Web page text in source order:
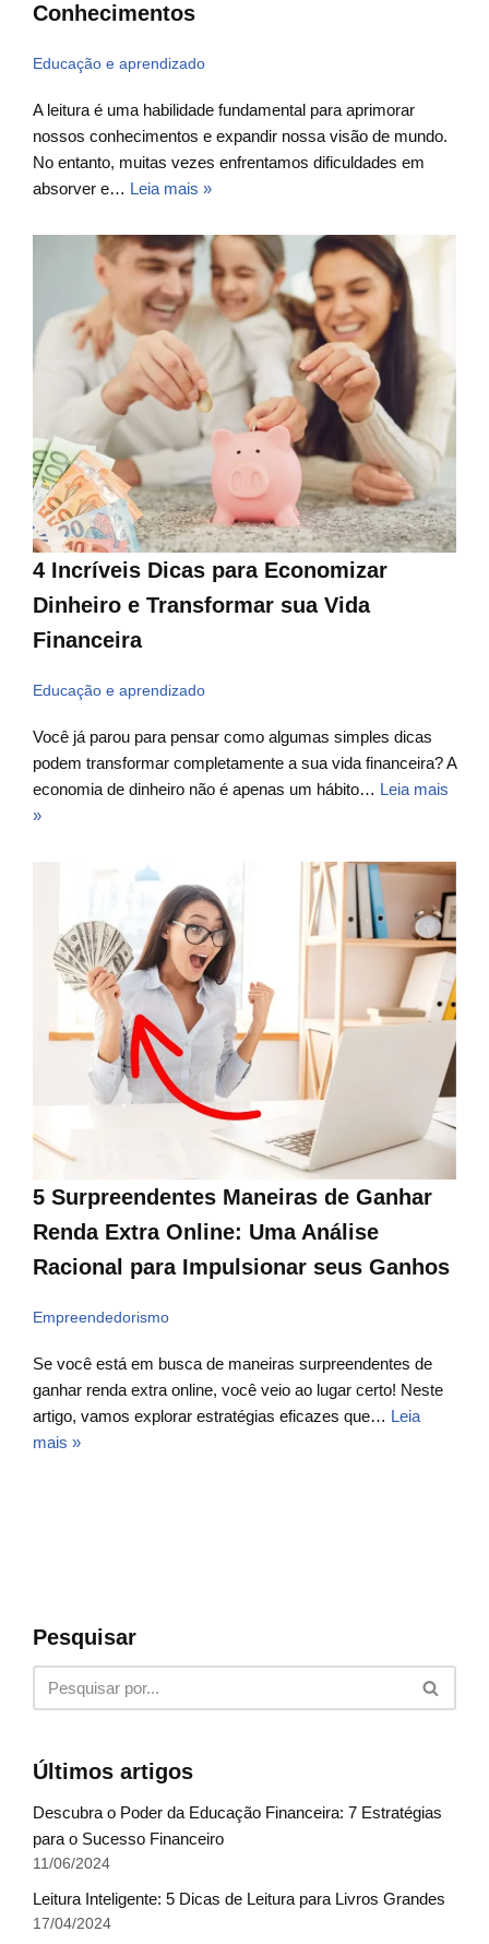
Conhecimentos
Educação e aprendizado
A leitura é uma habilidade fundamental para aprimorar
nossos conhecimentos e expandir nossa visão de mundo.
No entanto, muitas vezes enfrentamos dificuldades em
absorver e… Leia mais »
4 Incríveis Dicas para Economizar
Dinheiro e Transformar sua Vida
Financeira
Educação e aprendizado
Você já parou para pensar como algumas simples dicas
podem transformar completamente a sua vida financeira? A
economia de dinheiro não é apenas um hábito… Leia mais
»
5 Surpreendentes Maneiras de Ganhar
Renda Extra Online: Uma Análise
Racional para Impulsionar seus Ganhos
Empreendedorismo
Se você está em busca de maneiras surpreendentes de
ganhar renda extra online, você veio ao lugar certo! Neste
artigo, vamos explorar estratégias eficazes que… Leia
mais »
Pesquisar
Últimos artigos
Descubra o Poder da Educação Financeira: 7 Estratégias
para o Sucesso Financeiro
11/06/2024
Leitura Inteligente: 5 Dicas de Leitura para Livros Grandes
17/04/2024